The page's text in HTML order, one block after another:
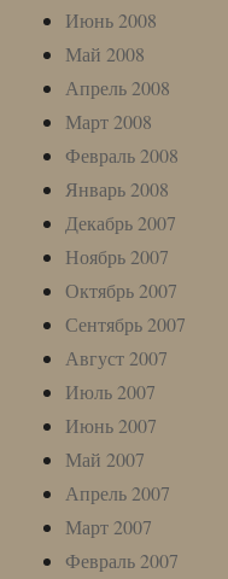
Июнь 2008
Май 2008
Апрель 2008
Март 2008
Февраль 2008
Январь 2008
Декабрь 2007
Ноябрь 2007
Октябрь 2007
Сентябрь 2007
Август 2007
Июль 2007
Июнь 2007
Май 2007
Апрель 2007
Март 2007
Февраль 2007